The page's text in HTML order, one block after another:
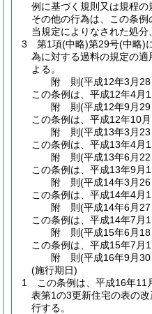
例に基づく規則又は規程
その他の行為は、この条
当規定によりなされた処分
3
第1項(中略)第29号(中略)
為に対する過料の規定の
よる。
附 則(平成12年3月
この条例は、平成12年4月1
附 則(平成12年9月
この条例は、平成12年10月
附 則(平成13年3月
この条例は、平成13年4月1
附 則(平成13年6月
この条例は、平成13年9月1
附 則(平成14年3月
この条例は、平成14年4月1
附 則(平成14年6月
この条例は、平成14年7月1
附 則(平成15年6月
この条例は、平成15年7月1
附 則(平成16年9月
(施行期日)
1
この条例は、平成16年11
表第1の3更新住宅の表の
行する。